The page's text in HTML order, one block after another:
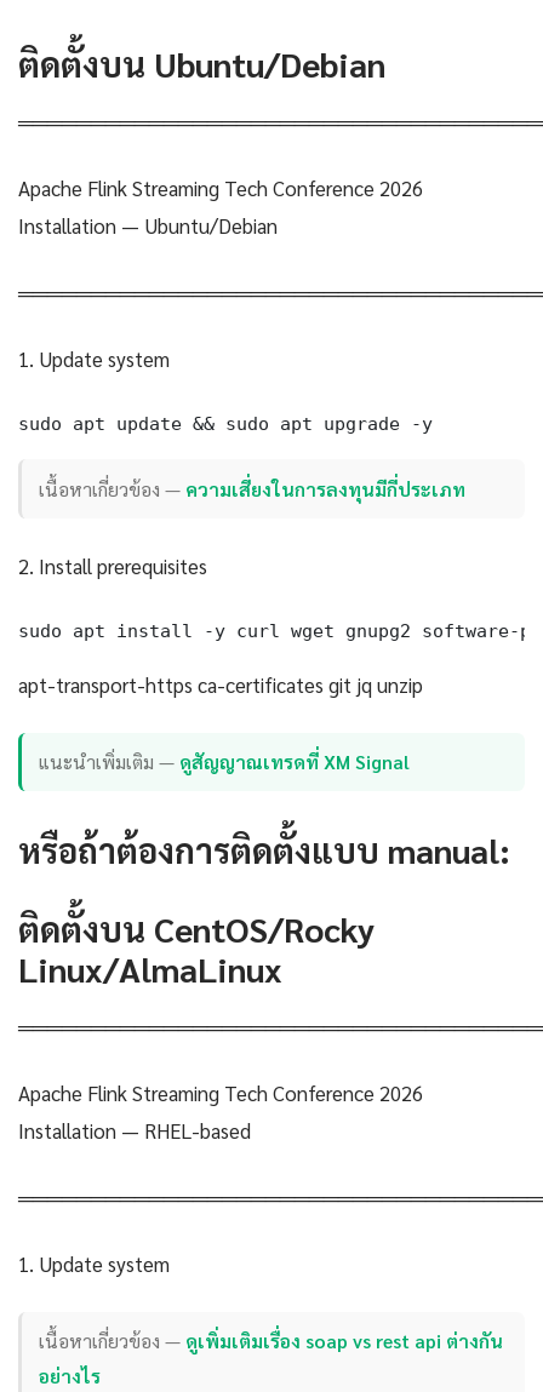
ติดตั้งบน Ubuntu/Debian
Apache Flink Streaming Tech Conference 2026
Installation — Ubuntu/Debian
1. Update system
sudo apt update && sudo apt upgrade -y
เนื้อหาเกี่ยวข้อง — ความเสี่ยงในการลงทุนมีกี่ประเภท
2. Install prerequisites
sudo apt install -y curl wget gnupg2 software-
apt-transport-https ca-certificates git jq unzip
แนะนำเพิ่มเติม — ดูสัญญาณเทรดที่ XM Signal
หรือถ้าต้องการติดตั้งแบบ manual:
ติดตั้งบน CentOS/Rocky
Linux/AlmaLinux
Apache Flink Streaming Tech Conference 2026
Installation — RHEL-based
1. Update system
เนื้อหาเกี่ยวข้อง — ดูเพิ่มเติมเรื่อง soap vs rest api ต่างกัน
อย่างไร